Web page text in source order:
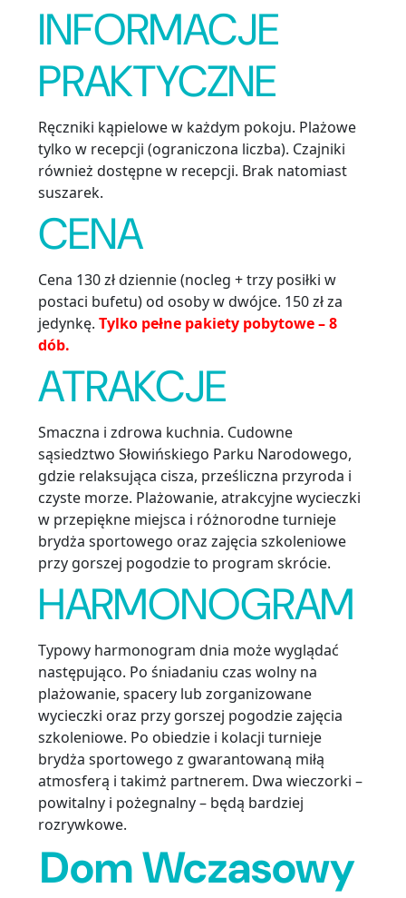
INFORMACJE
PRAKTYCZNE
Ręczniki kąpielowe w każdym pokoju. Plażowe
tylko w recepcji (ograniczona liczba). Czajniki
również dostępne w recepcji. Brak natomiast
suszarek.
CENA
Cena 130 zł dziennie (nocleg + trzy posiłki w
postaci bufetu) od osoby w dwójce. 150 zł za
jedynkę. Tylko pełne pakiety pobytowe – 8
dób.
ATRAKCJE
Smaczna i zdrowa kuchnia. Cudowne
sąsiedztwo Słowińskiego Parku Narodowego,
gdzie relaksująca cisza, prześliczna przyroda i
czyste morze. Plażowanie, atrakcyjne wycieczki
w przepiękne miejsca i różnorodne turnieje
brydża sportowego oraz zajęcia szkoleniowe
przy gorszej pogodzie to program skrócie.
HARMONOGRAM
Typowy harmonogram dnia może wyglądać
następująco. Po śniadaniu czas wolny na
plażowanie, spacery lub zorganizowane
wycieczki oraz przy gorszej pogodzie zajęcia
szkoleniowe. Po obiedzie i kolacji turnieje
brydża sportowego z gwarantowaną miłą
atmosferą i takimż partnerem. Dwa wieczorki –
powitalny i pożegnalny – będą bardziej
rozrywkowe.
Dom Wczasowy